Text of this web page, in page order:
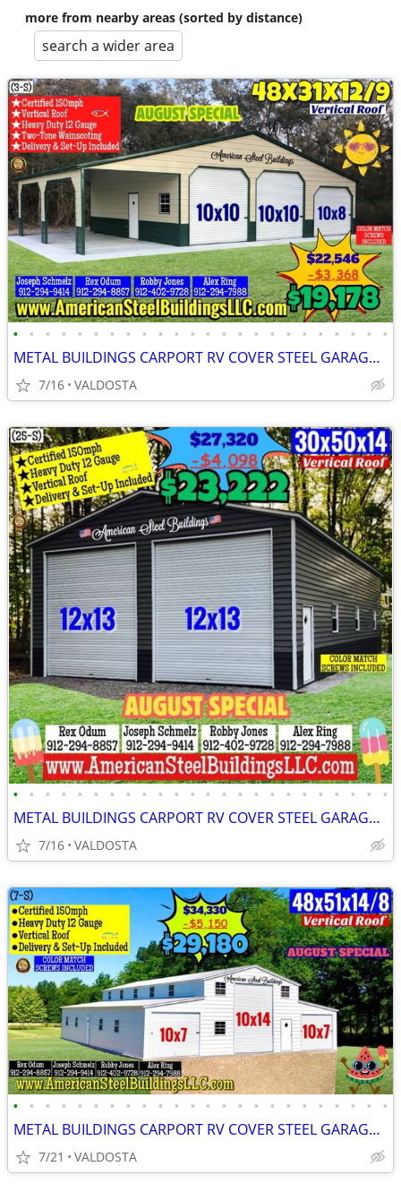
more from nearby areas (sorted by distance)
search a wider area
• • • • • • • • • • • • • • • • • • • • • • • •
METAL BUILDINGS CARPORT RV COVER STEEL GARAGE POLE BARN METAL BUILDING
7/16 VALDOSTA
• • • • • • • • • • • • • • • • • • • • • • • •
METAL BUILDINGS CARPORT RV COVER STEEL GARAGE UTILITY SHED POLE BARN
7/16 VALDOSTA
• • • • • • • • • • • • • • • • • • • • • • • •
METAL BUILDINGS CARPORT RV COVER STEEL GARAGE UTILITY SHED POLE BARN
7/21 VALDOSTA